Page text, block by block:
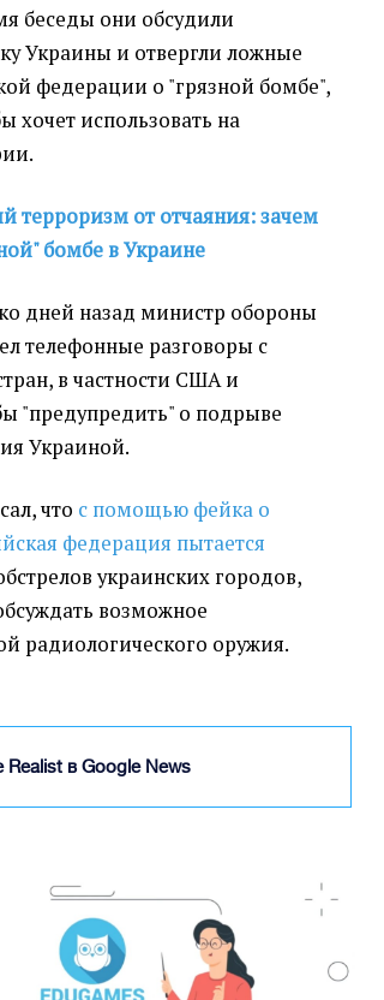
беседы они обсудили
Украины и отвергли ложные
федерации о "грязной бомбе",
хочет использовать на
терроризм от отчаяния: зачем
бомбе в Украине
дней назад министр обороны
телефонные разговоры с
в частности США и
"предупредить" о подрыве
Украиной.
что с помощью фейка о
федерация пытается
украинских городов,
возможное
радиологического оружия.
Realist в Google News